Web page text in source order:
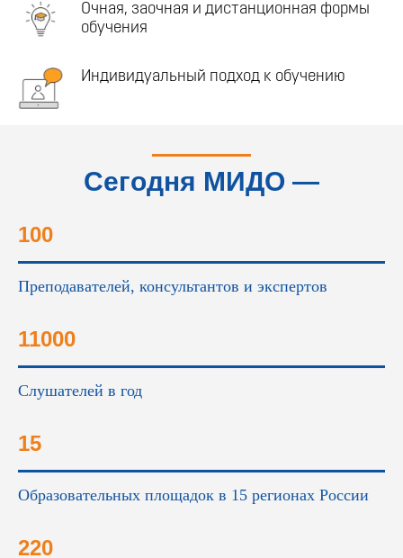
Очная, заочная и дистанционная формы
обучения
Индивидуальный подход к обучению
Сегодня МИДО —
100
Преподавателей, консультантов и экспертов
11000
Слушателей в год
15
Образовательных площадок в 15 регионах России
220